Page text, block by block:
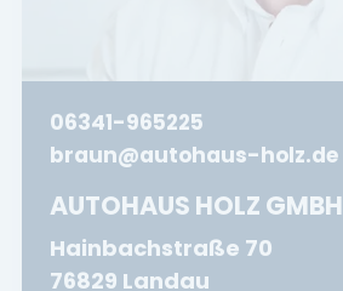
06341-965225
braun@autohaus-holz.de
AUTOHAUS HOLZ GMBH
Hainbachstraße 70
76829 Landau